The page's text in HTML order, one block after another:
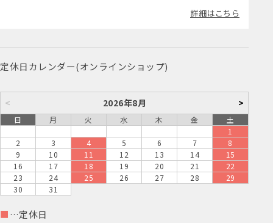
詳細はこちら
定休日カレンダー(オンラインショップ)
< 2026年8月 >
日 月 火 水 木 金
土
1
2
3 4 5 6 7
8
9
10 11 12 13 14
15
16
17 18 19 20 21
22
23
24 25 26 27 28
29
30
31
■ …定休日